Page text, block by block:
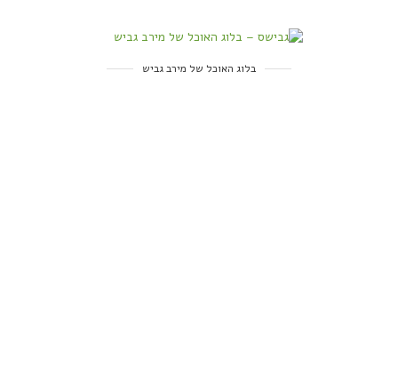
בלוג האוכל של מירב גביש